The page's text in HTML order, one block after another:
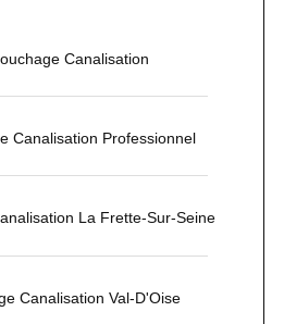
Canalisation
Canalisation Professionnel
La Frette-Sur-Seine
Canalisation Val-D'Oise